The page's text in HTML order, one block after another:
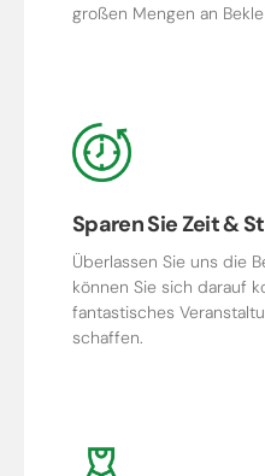
großen Mengen an
Sparen Sie Zeit &
Überlassen Sie uns die
können Sie sich darauf
fantastisches
schaffen.